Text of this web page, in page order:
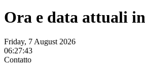
Ora e data attuali
Friday, 7 August 2026
06:27:44
Contatto